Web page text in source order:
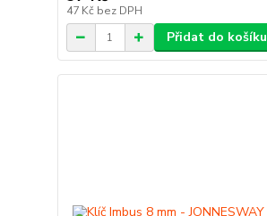
47 Kč bez DPH
Přidat do košíku